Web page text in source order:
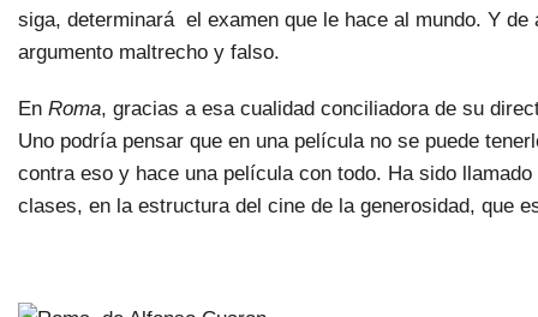
siga, determinará el examen que le hace al mundo. Y
argumento maltrecho y falso.
En Roma, gracias a esa cualidad conciliadora de su
Uno podría pensar que en una película no se puede
contra eso y hace una película con todo. Ha sido
clases, en la estructura del cine de la generosidad, que